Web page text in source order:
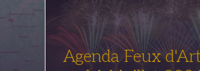
Agenda Feux